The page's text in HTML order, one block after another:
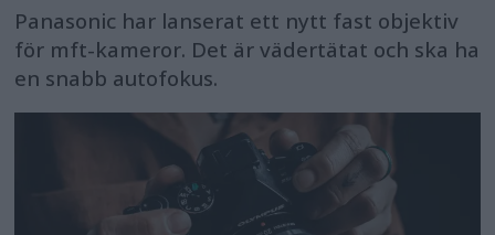
Panasonic har lanserat ett nytt fast objektiv
för mft-kameror. Det är vädertätat och ska ha
en snabb autofokus.